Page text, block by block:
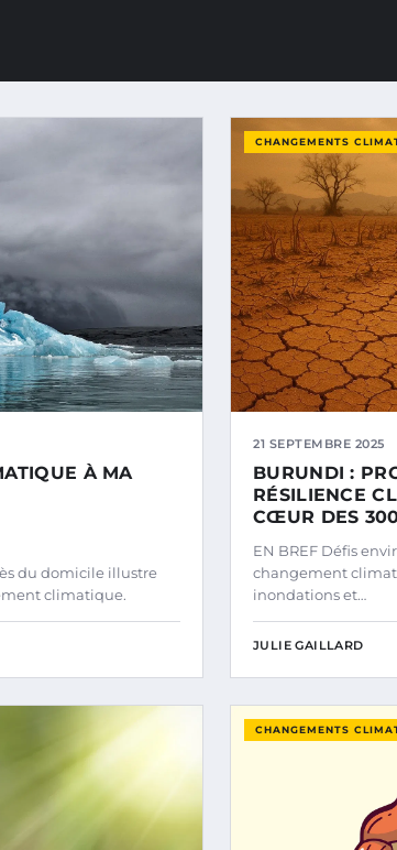
À MA
du domicile illustre
climatique.
CHANGEMENTS
21 SEPTEMBRE 2025
BURUNDI :
RÉSILIENCE
CŒUR DES
EN BREF Défis
changement
inondations et…
JULIE GAILLARD
CHANGEMENTS